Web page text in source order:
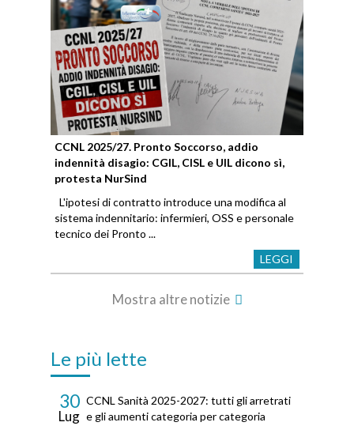
CCNL 2025/27. Pronto Soccorso, addio
indennità disagio: CGIL, CISL e UIL dicono sì,
protesta NurSind
L'ipotesi di contratto introduce una modifica al
sistema indennitario: infermieri, OSS e personale
tecnico dei Pronto ...
LEGGI
Mostra altre notizie
Le più lette
30
Lug
CCNL Sanità 2025-2027: tutti gli arretrati
e gli aumenti categoria per categoria